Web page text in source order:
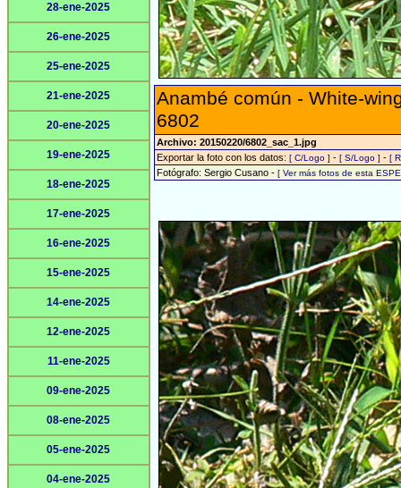
28-ene-2025
26-ene-2025
25-ene-2025
21-ene-2025
20-ene-2025
19-ene-2025
18-ene-2025
17-ene-2025
16-ene-2025
15-ene-2025
14-ene-2025
12-ene-2025
11-ene-2025
09-ene-2025
08-ene-2025
05-ene-2025
04-ene-2025
Anambé común - White-
6802
Archivo: 20150220/6802_sac_1.jpg
Exportar la foto con los datos: [ C/Logo ] - [ S/Logo ] - [
Fotógrafo: Sergio Cusano - [ Ver más fotos de esta